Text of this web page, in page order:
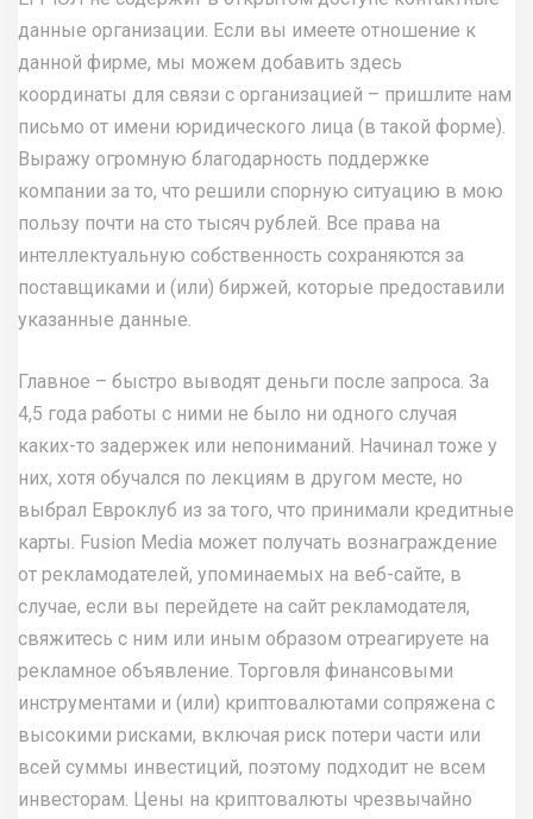
данные организации. Если вы имеете отношение к
данной фирме, мы можем добавить здесь
координаты для связи с организацией – пришлите нам
письмо от имени юридического лица (в такой форме).
Выражу огромную благодарность поддержке
компании за то, что решили спорную ситуацию в мою
пользу почти на сто тысяч рублей. Все права на
интеллектуальную собственность сохраняются за
поставщиками и (или) биржей, которые предоставили
указанные данные.
Главное – быстро выводят деньги после запроса. За
4,5 года работы с ними не было ни одного случая
каких-то задержек или непониманий. Начинал тоже у
них, хотя обучался по лекциям в другом месте, но
выбрал Евроклуб из за того, что принимали кредитные
карты. Fusion Media может получать вознаграждение
от рекламодателей, упоминаемых на веб-сайте, в
случае, если вы перейдете на сайт рекламодателя,
свяжитесь с ним или иным образом отреагируете на
рекламное объявление. Торговля финансовыми
инструментами и (или) криптовалютами сопряжена с
высокими рисками, включая риск потери части или
всей суммы инвестиций, поэтому подходит не всем
инвесторам. Цены на криптовалюты чрезвычайно